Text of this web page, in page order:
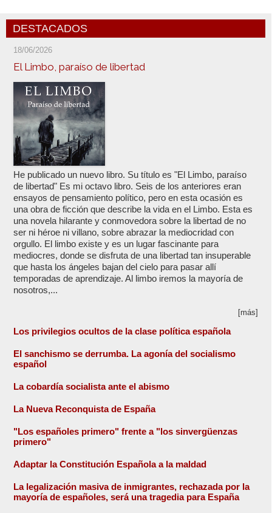
DESTACADOS
18/06/2026
El Limbo, paraíso de libertad
He publicado un nuevo libro. Su título es "El Limbo, paraíso
de libertad" Es mi octavo libro. Seis de los anteriores eran
ensayos de pensamiento político, pero en esta ocasión es
una obra de ficción que describe la vida en el Limbo. Esta es
una novela hilarante y conmovedora sobre la libertad de no
ser ni héroe ni villano, sobre abrazar la mediocridad con
orgullo. El limbo existe y es un lugar fascinante para
mediocres, donde se disfruta de una libertad tan insuperable
que hasta los ángeles bajan del cielo para pasar allí
temporadas de aprendizaje. Al limbo iremos la mayoría de
nosotros,...
[más]
Los privilegios ocultos de la clase política española
El sanchismo se derrumba. La agonía del socialismo
español
La cobardía socialista ante el abismo
La Nueva Reconquista de España
"Los españoles primero" frente a "los sinvergüenzas
primero"
Adaptar la Constitución Española a la maldad
La legalización masiva de inmigrantes, rechazada por la
mayoría de españoles, será una tragedia para España